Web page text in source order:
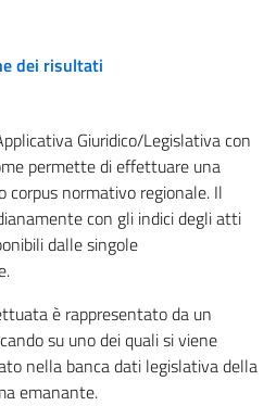
dei risultati
Giuridico/Legislativa con
permette di effettuare una
normativo regionale. Il
con gli indici degli atti
dalle singole
è rappresentato da un
su uno dei quali si viene
nella banca dati legislativa della
emanante.